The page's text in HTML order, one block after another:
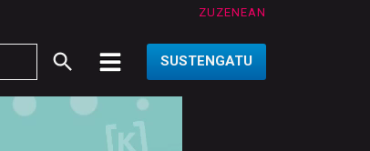
ZUZENEAN
SUSTENGATU